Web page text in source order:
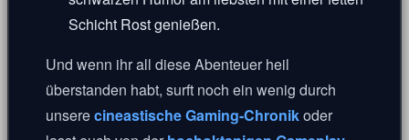
Schicht Rost genießen.
Und wenn ihr all diese Abenteuer heil
überstanden habt, surft noch ein wenig durch
unserecineastische Gaming-Chronikoder